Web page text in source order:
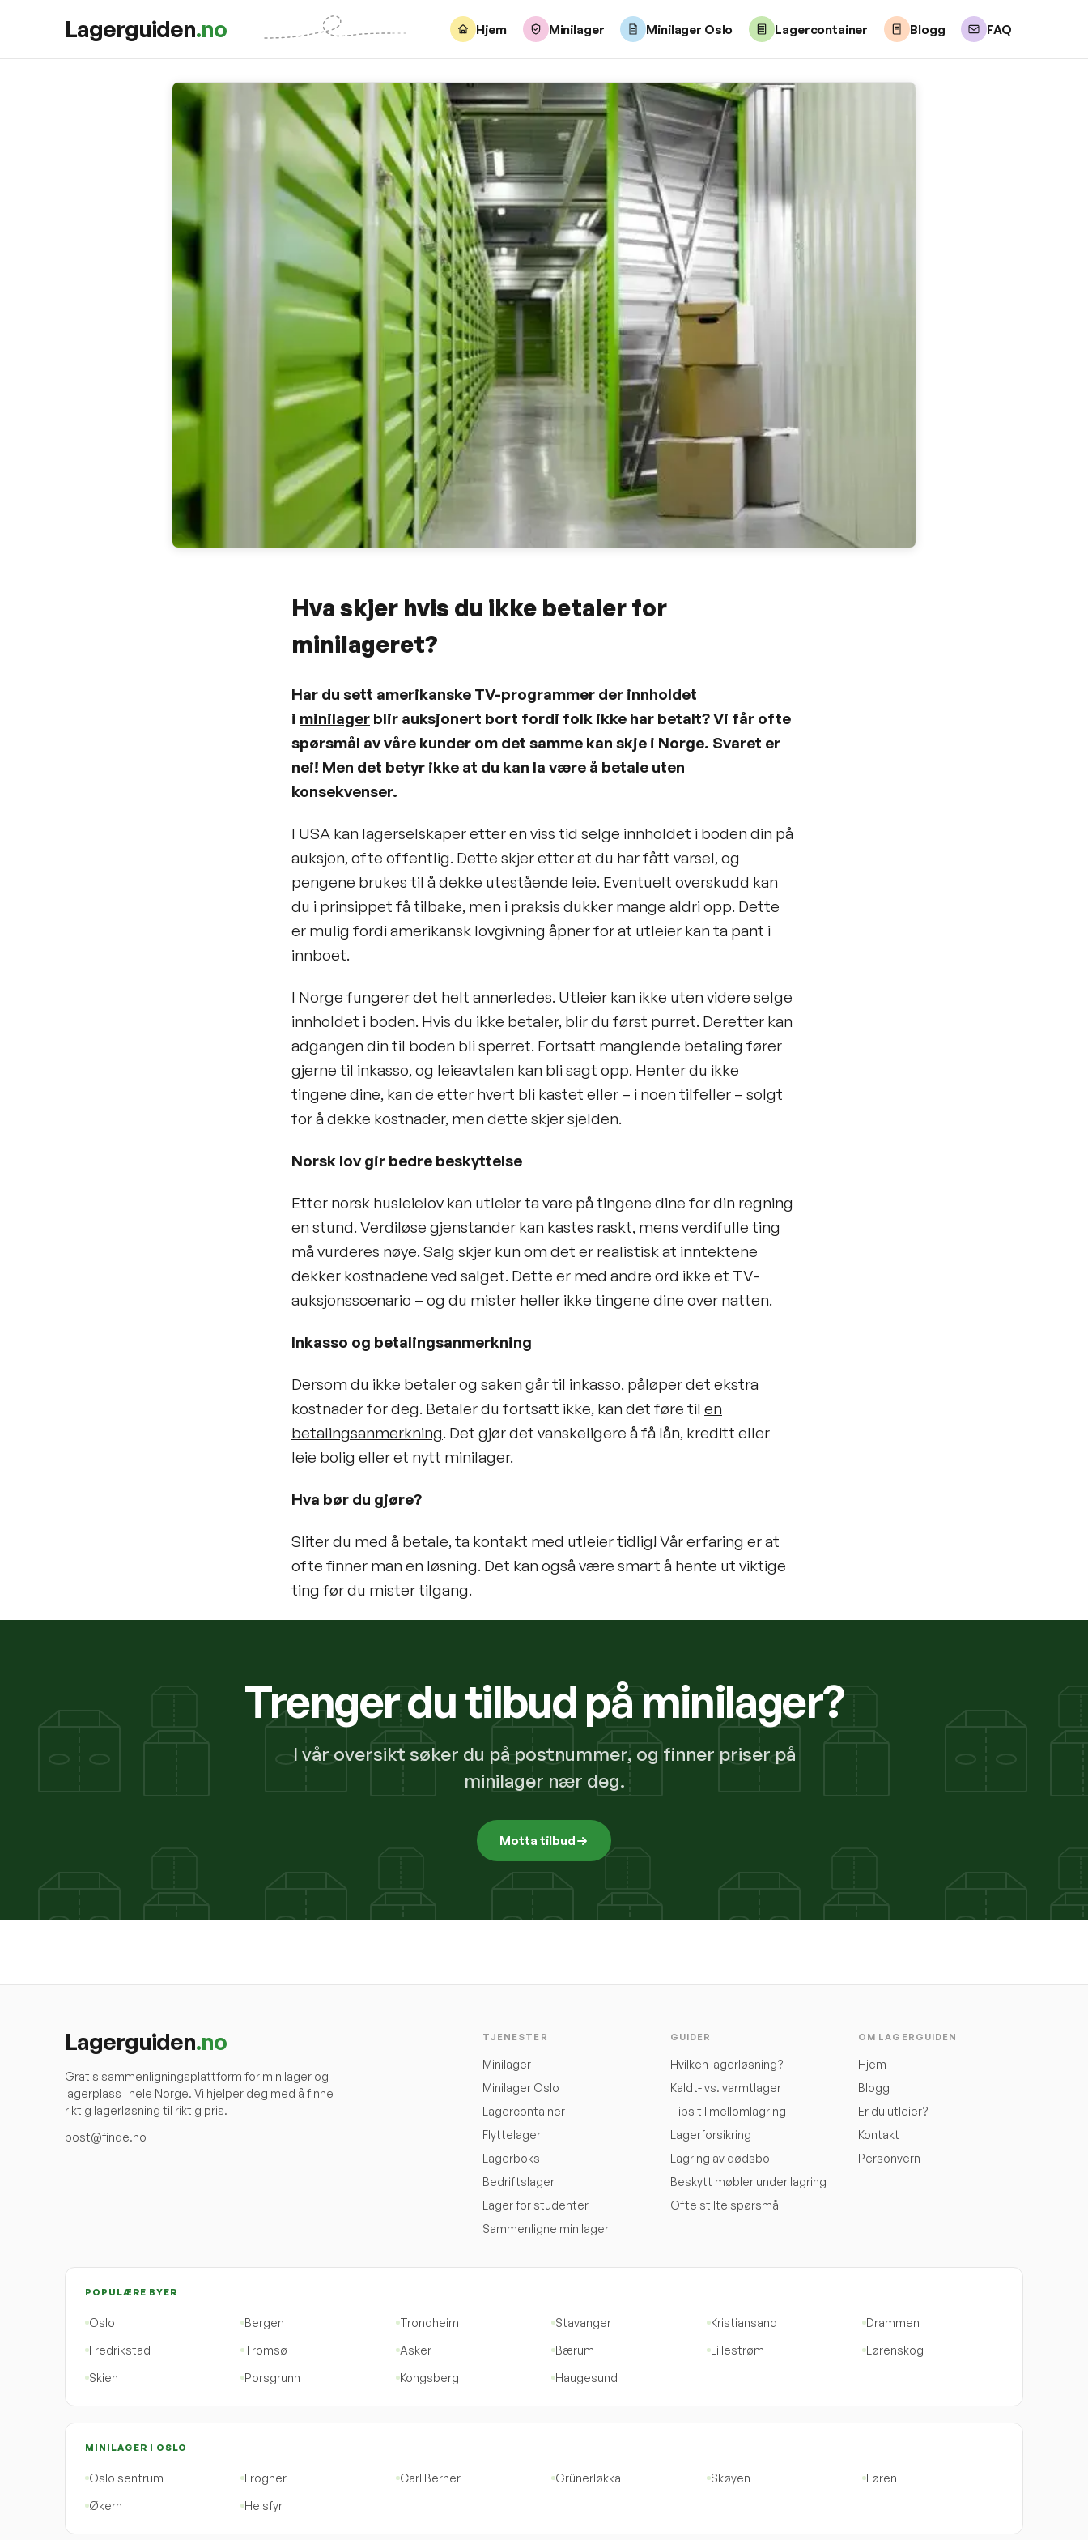
Lagerguiden.no Hjem Minilager Minilager Oslo Lagercontainer Blogg FAQ
Hva skjer hvis du ikke betaler for
minilageret?
Har du sett amerikanske TV-programmer der innholdet
i minilager blir auksjonert bort fordi folk ikke har betalt? Vi får ofte
spørsmål av våre kunder om det samme kan skje i Norge. Svaret er
nei! Men det betyr ikke at du kan la være å betale uten
konsekvenser.
I USA kan lagerselskaper etter en viss tid selge innholdet i boden din på
auksjon, ofte offentlig. Dette skjer etter at du har fått varsel, og
pengene brukes til å dekke utestående leie. Eventuelt overskudd kan
du i prinsippet få tilbake, men i praksis dukker mange aldri opp. Dette
er mulig fordi amerikansk lovgivning åpner for at utleier kan ta pant i
innboet.
I Norge fungerer det helt annerledes. Utleier kan ikke uten videre selge
innholdet i boden. Hvis du ikke betaler, blir du først purret. Deretter kan
adgangen din til boden bli sperret. Fortsatt manglende betaling fører
gjerne til inkasso, og leieavtalen kan bli sagt opp. Henter du ikke
tingene dine, kan de etter hvert bli kastet eller – i noen tilfeller – solgt
for å dekke kostnader, men dette skjer sjelden.
Norsk lov gir bedre beskyttelse
Etter norsk husleielov kan utleier ta vare på tingene dine for din regning
en stund. Verdiløse gjenstander kan kastes raskt, mens verdifulle ting
må vurderes nøye. Salg skjer kun om det er realistisk at inntektene
dekker kostnadene ved salget. Dette er med andre ord ikke et TV-
auksjonsscenario – og du mister heller ikke tingene dine over natten.
Inkasso og betalingsanmerkning
Dersom du ikke betaler og saken går til inkasso, påløper det ekstra
kostnader for deg. Betaler du fortsatt ikke, kan det føre til en
betalingsanmerkning. Det gjør det vanskeligere å få lån, kreditt eller
leie bolig eller et nytt minilager.
Hva bør du gjøre?
Sliter du med å betale, ta kontakt med utleier tidlig! Vår erfaring er at
ofte finner man en løsning. Det kan også være smart å hente ut viktige
ting før du mister tilgang.
Trenger du tilbud på minilager?
I vår oversikt søker du på postnummer, og finner priser på
minilager nær deg.
Motta tilbud
Lagerguiden.no
Gratis sammenligningsplattform for minilager og
lagerplass i hele Norge. Vi hjelper deg med å finne
riktig lagerløsning til riktig pris.
post@finde.no
TJENESTER
Minilager
Minilager Oslo
Lagercontainer
Flyttelager
Lagerboks
Bedriftslager
Lager for studenter
Sammenligne minilager
GUIDER
Hvilken lagerløsning?
Kaldt- vs. varmtlager
Tips til mellomlagring
Lagerforsikring
Lagring av dødsbo
Beskytt møbler under lagring
Ofte stilte spørsmål
OM LAGERGUIDEN
Hjem
Blogg
Er du utleier?
Kontakt
Personvern
POPULÆRE BYER
Oslo Bergen Trondheim Stavanger Kristiansand
Drammen
Fredrikstad
Tromsø Asker Bærum Lillestrøm
Lørenskog
Skien
Porsgrunn Kongsberg Haugesund
MINILAGER I OSLO
Oslo sentrum Frogner Carl Berner Grünerløkka Skøyen
Løren
Økern
Helsfyr